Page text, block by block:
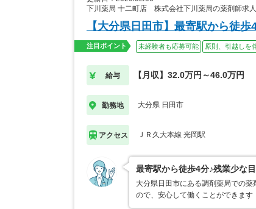
下川薬局 十二町店 株式会社下川薬局の薬剤師求人
【大分県日田市】最寄駅から徒
注目ポイント 未経験者も応募可能 原則、引越しを
給与 【月収】32.0万円～46.0万円
勤務地 大分県 日田市
アクセス ＪＲ久大本線 光岡駅
最寄駅から徒歩4分♪残業少な
大分県日田市にある調剤薬局での
ので、安心して働くことができま